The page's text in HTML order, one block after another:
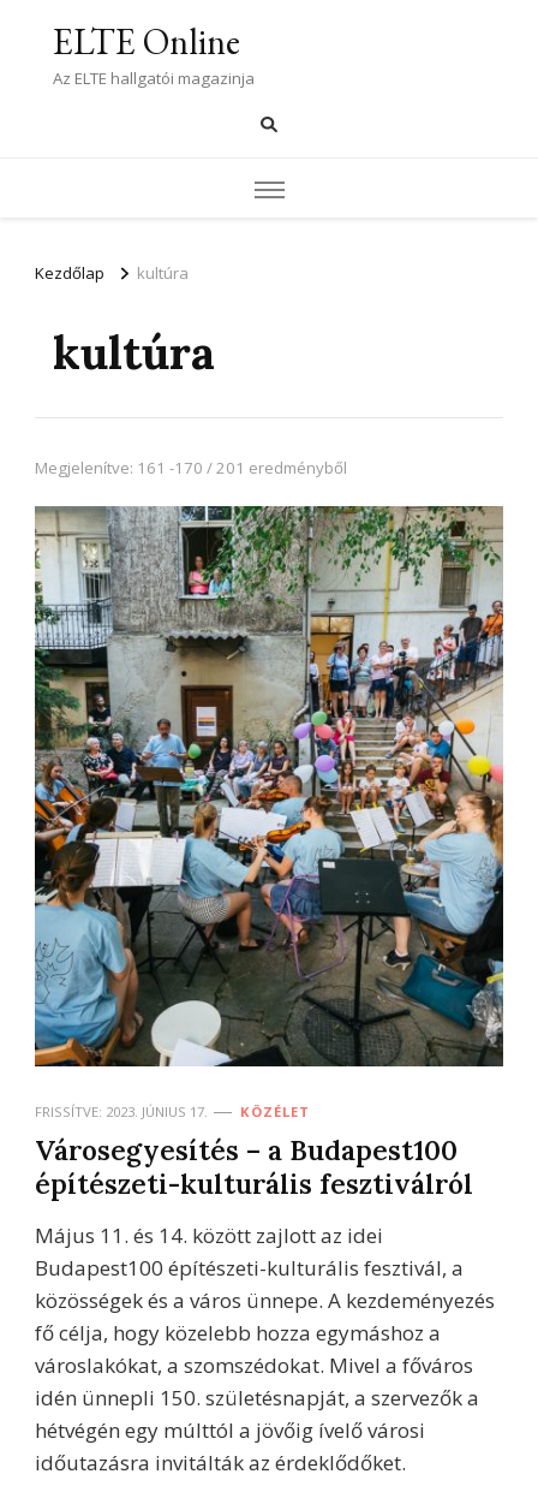
ELTE Online
Az ELTE hallgatói magazinja
Kezdőlap kultúra
kultúra
Megjelenítve: 161 -170 / 201 eredményből
FRISSÍTVE: 2023. JÚNIUS 17. KÖZÉLET
Városegyesítés – a Budapest100
építészeti-kulturális fesztiválról
Május 11. és 14. között zajlott az idei
Budapest100 építészeti-kulturális fesztivál, a
közösségek és a város ünnepe. A kezdeményezés
fő célja, hogy közelebb hozza egymáshoz a
városlakókat, a szomszédokat. Mivel a főváros
idén ünnepli 150. születésnapját, a szervezők a
hétvégén egy múlttól a jövőig ívelő városi
időutazásra invitálták az érdeklődőket.